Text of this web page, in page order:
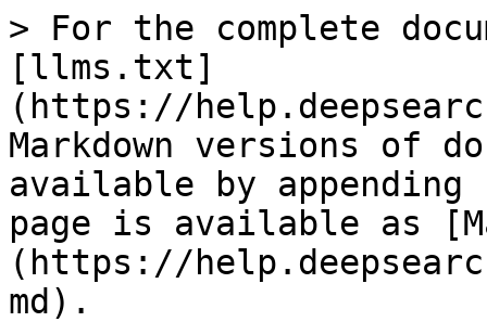
> For the complete
[llms.txt]
(https://
Markdown versions of
available by
page is available as
(https://
md).